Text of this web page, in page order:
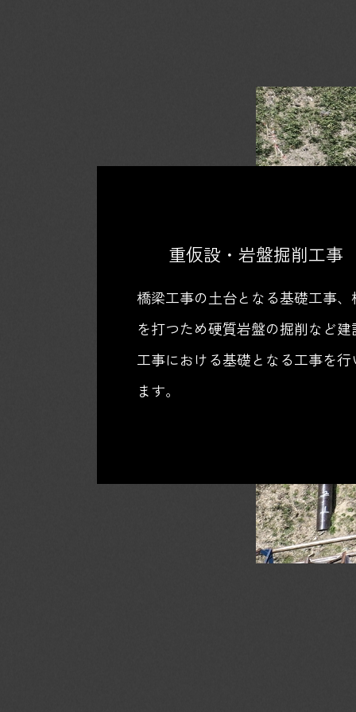
重仮設・岩盤掘削工事
橋梁工事の土台となる基礎工事、
を打つため硬質岩盤の掘削など建
工事における基礎となる工事を行
ます。